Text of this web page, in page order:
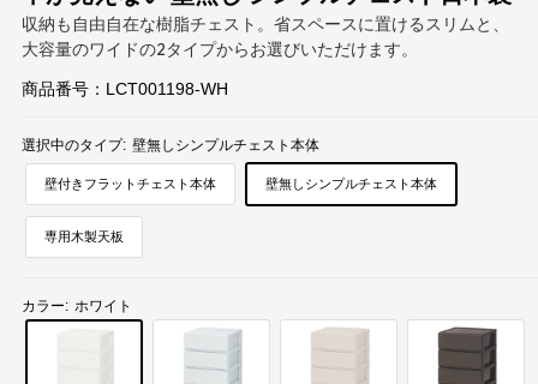
グ
収納も自由自在な樹脂チェスト。省スペースに置けるスリムと、
大容量のワイドの2タイプからお選びいただけます。
商品番号： LCT001198-WH
選択中のタイプ: 壁無しシンプルチェスト本体
壁付きフラットチェスト本体 壁無しシンプルチェスト本体
専用木製天板
カラー: ホワイト